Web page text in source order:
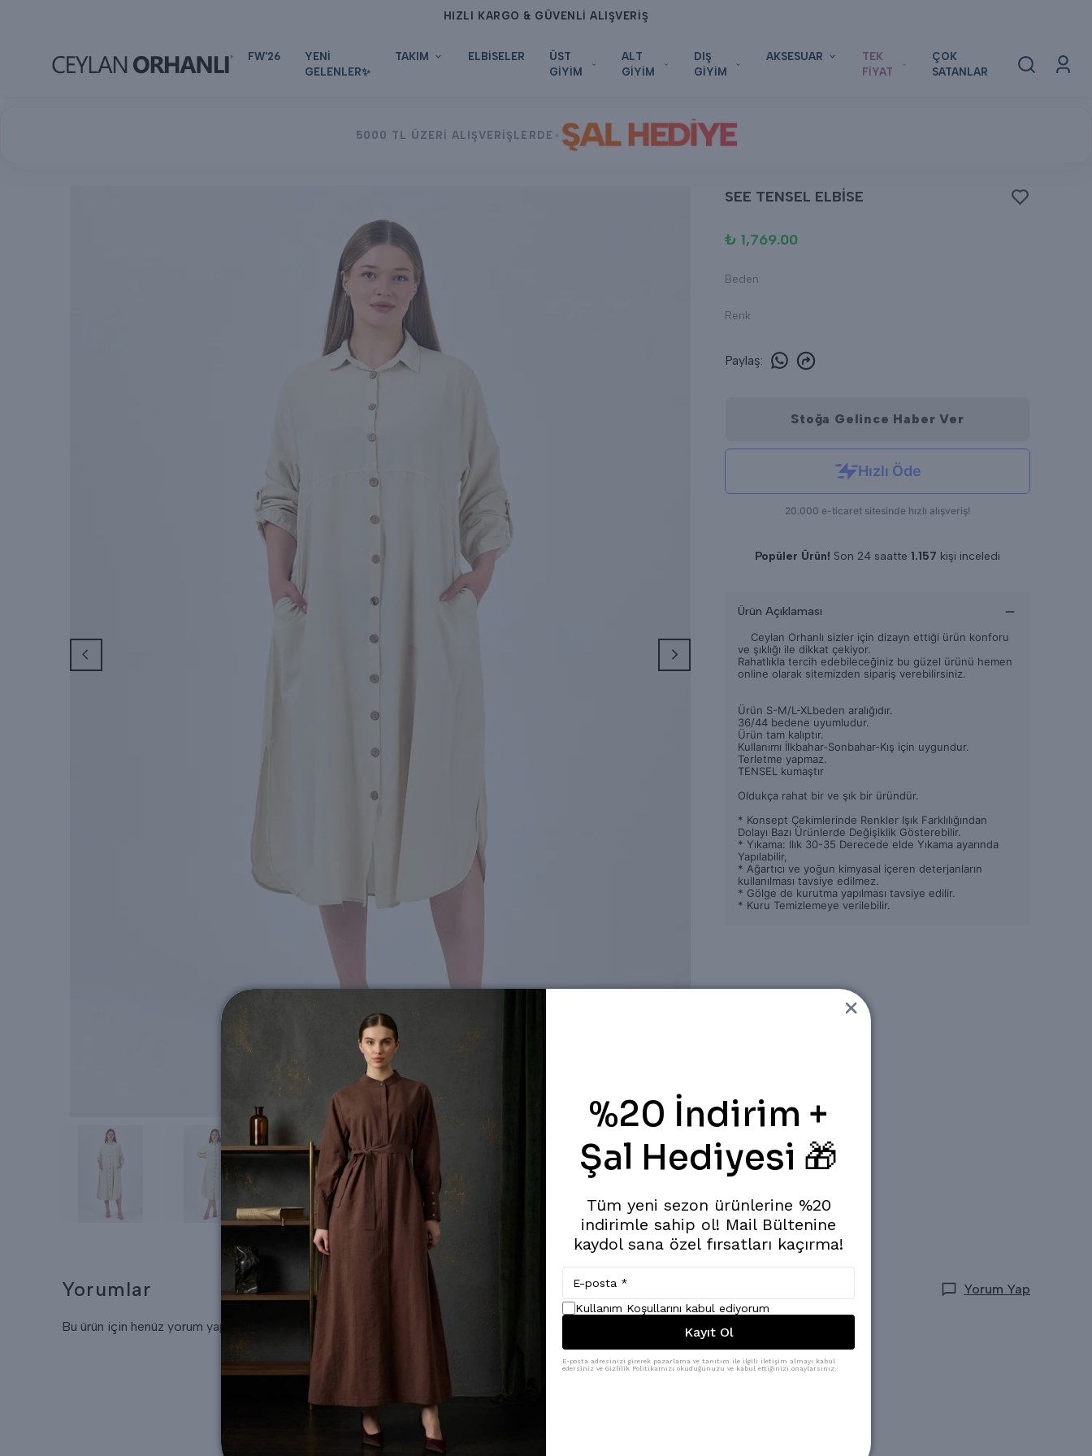
FW'26
YENİ
GELENLER✨
TAKIM ELBİSELER
ÜST
GİYİM
ALT
GİYİM
DIŞ
GİYİM
AKSESUAR
TEK
FİYAT
ÇOK
SATANLAR
5000 TL ÜZERİ ALIŞVERİŞLERDE ŞAL HEDİYE
SEE TENSEL ELBİSE
₺ 1,769.00
Beden
Renk
Paylaş:
Stoğa Gelince Haber Ver
Popüler Ürün! Son 24 saatte 1.157 kişi inceledi
Ürün Açıklaması
Ceylan Orhanlı sizler için dizayn ettiği ürün konforu
ve şıklığı ile dikkat çekiyor.
Rahatlıkla tercih edebileceğiniz bu güzel ürünü hemen
online olarak sitemizden sipariş verebilirsiniz.
Ürün S-M/L-XLbeden aralığıdır.
36/44 bedene uyumludur.
Ürün tam kalıptır.
Kullanımı İlkbahar-Sonbahar-Kış için uygundur.
Terletme yapmaz.
TENSEL kumaştır
Oldukça rahat bir ve şık bir üründür.
* Konsept Çekimlerinde Renkler Işık Farklılığından
Dolayı Bazı Ürünlerde Değişiklik Gösterebilir.
* Yıkama: Ilık 30-35 Derecede elde Yıkama ayarında
Yapılabilir,
* Ağartıcı ve yoğun kimyasal içeren deterjanların
kullanılması tavsiye edilmez.
* Gölge de kurutma yapılması tavsiye edilir.
* Kuru Temizlemeye verilebilir.
Yorumlar Yorum Yap
Bu ürün için henüz yorum yapılmamış.
%20 İndirim +
Şal Hediyesi 🎁
Tüm yeni sezon ürünlerine %20
indirimle sahip ol! Mail Bültenine
kaydol sana özel fırsatları kaçırma!
Kullanım Koşullarını kabul ediyorum
Kayıt Ol
E-posta adresinizi girerek pazarlama ve tanıtım ile ilgili iletişim almayı kabul
edersiniz ve Gizlilik Politikamızı okuduğunuzu ve kabul ettiğinizi onaylarsınız.